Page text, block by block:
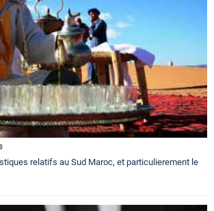
relatifs au Sud Maroc, et particulierement le